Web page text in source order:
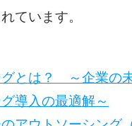
ています。
グとは？ ～企業の
導入の最適解～